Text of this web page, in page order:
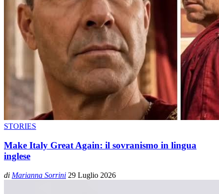
STORIES
Make Italy Great Again: il sovranismo in lingua
inglese
di Marianna Sorrini 29 Luglio 2026